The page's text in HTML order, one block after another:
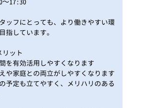
ッフにとっても、より働きやすい環
指しています。
ット
を有効活用しやすくなります
や家庭との両立がしやすくなります
予定も立てやすく、メリハリのある